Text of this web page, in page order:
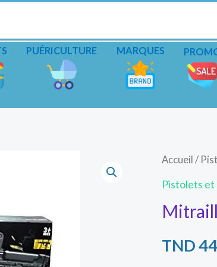
PUÉRICULTURE MARQUES
Accueil /
Pistolets et
TND